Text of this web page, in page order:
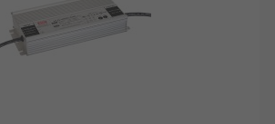
Leistungsfluss auch bei
Eigenschaften mit
sicher. Der Treiber
Überhitzung, die zu Flackern